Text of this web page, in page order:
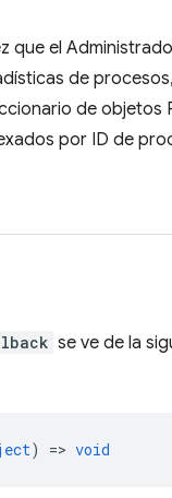
que el
de
de objetos
por ID de
se ve de la
) => void